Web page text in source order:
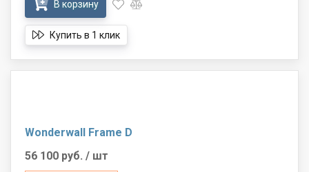
В корзину
Купить в 1 клик
Wonderwall Frame D
56 100 руб. / шт